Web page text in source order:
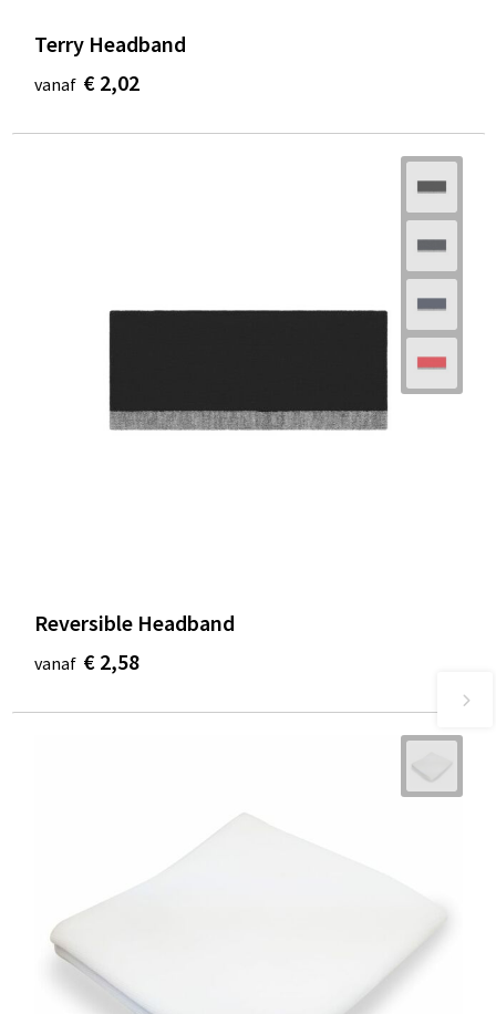
Terry Headband
vanaf € 2,02
Reversible Headband
vanaf € 2,58